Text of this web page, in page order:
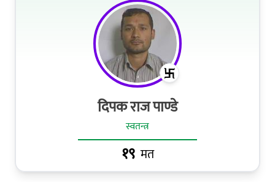
दिपक राज पाण्डे
स्वतन्त्र
१९ मत